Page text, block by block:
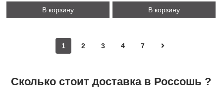
В корзину В корзину
1 2 3 4 7
Сколько стоит доставка в Россошь ?